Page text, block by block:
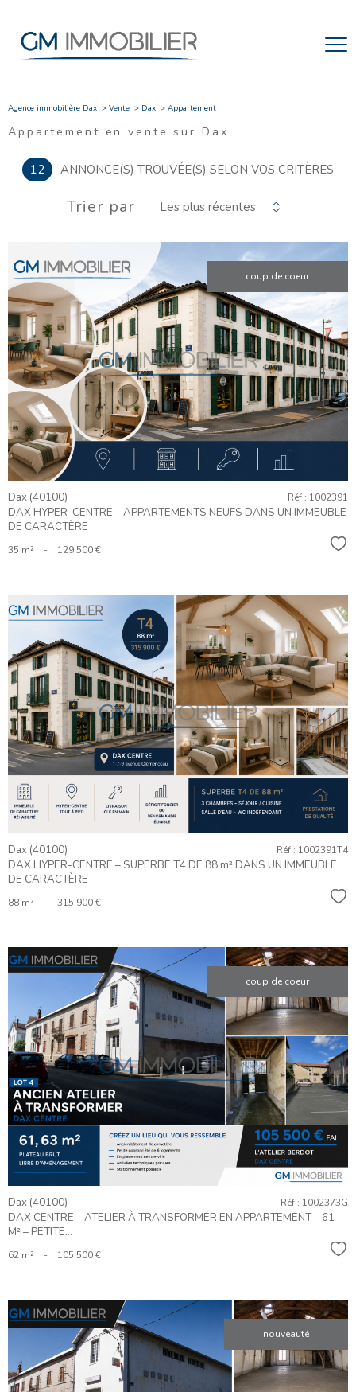
Agence immobilière Dax Vente Dax Appartement
Appartement en vente sur Dax
12 ANNONCE(S) TROUVÉE(S) SELON VOS CRITÈRES
Trier par Les plus récentes
coup de coeur
VOIR LE
BIEN
Dax (40100)
DAX HYPER-CENTRE – APPARTEMENTS NEUFS DANS UN IMMEUBLE
DE CARACTÈRE
Réf : 1002391
35 m² - 129 500 €
VOIR LE
BIEN
Dax (40100)
DAX HYPER-CENTRE – SUPERBE T4 DE 88 m² DANS UN IMMEUBLE
DE CARACTÈRE
Réf : 1002391T4
88 m² - 315 900 €
coup de coeur
VOIR LE
BIEN
Dax (40100)
DAX CENTRE – ATELIER À TRANSFORMER EN APPARTEMENT – 61
M² – PETITE...
Réf : 1002373G
62 m² - 105 500 €
nouveauté